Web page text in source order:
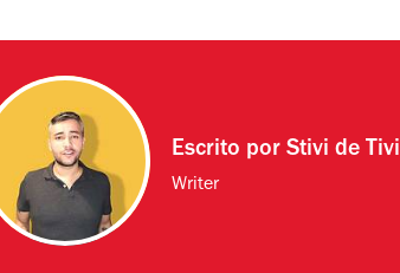
Escrito por Stivi de Tivi
Writer